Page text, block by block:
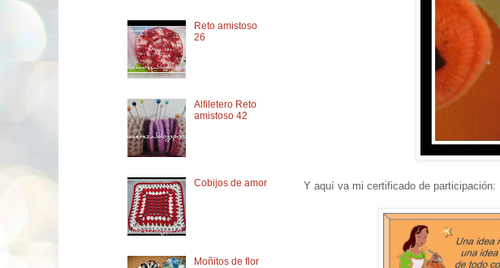
Y aquí va mi certificado de participación:
Reto amistoso
26
Alfiletero Reto
amistoso 42
Cobijos de amor
Moñitos de flor